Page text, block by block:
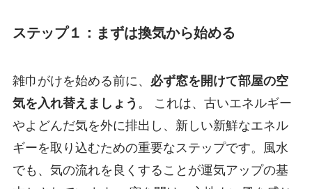
ステップ１：まずは換気から始める
雑巾がけを始める前に、 必ず窓を開けて部屋の空
気を入れ替えましょう 。 これは、古いエネルギー
やよどんだ気を外に排出し、新しい新鮮なエネル
ギーを取り込むための重要なステップです。風水
でも、気の流れを良くすることが運気アップの基